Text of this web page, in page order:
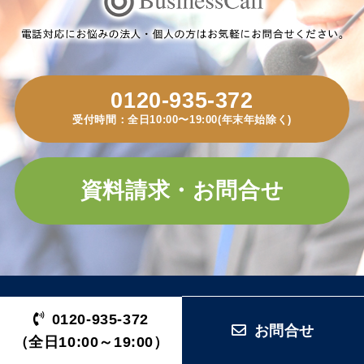
0120-935-372
受付時間：全日10:00〜19:00(年末年始除く)
資料請求・お問合せ
0120-935-372
（全日10:00～19:00）
お問合せ